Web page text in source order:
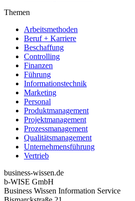
Themen
Arbeitsmethoden
Beruf + Karriere
Beschaffung
Controlling
Finanzen
Führung
Informationstechnik
Marketing
Personal
Produktmanagement
Projektmanagement
Prozessmanagement
Qualitätsmanagement
Unternehmensführung
Vertrieb
business-wissen.de
b-WISE GmbH
Business Wissen Information Service